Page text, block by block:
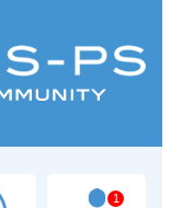
1